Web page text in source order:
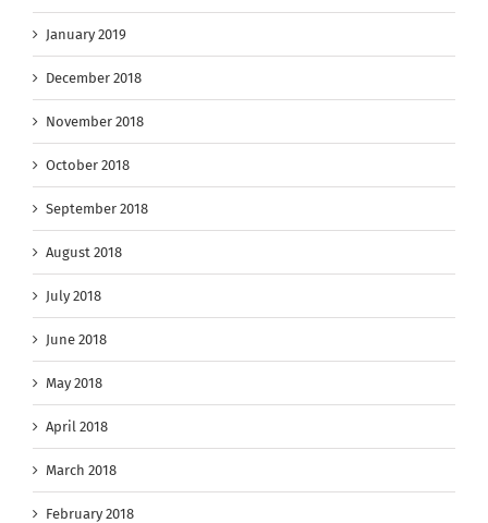
January 2019
December 2018
November 2018
October 2018
September 2018
August 2018
July 2018
June 2018
May 2018
April 2018
March 2018
February 2018